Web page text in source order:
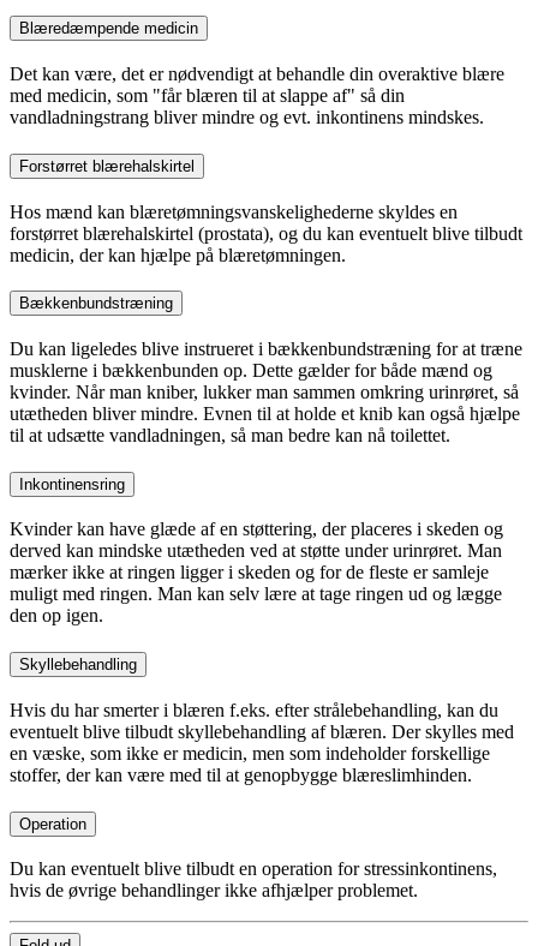
Blæredæmpende medicin
Det kan være, det er nødvendigt at behandle din overaktive blære
med medicin, som "får blæren til at slappe af" så din
vandladningstrang bliver mindre og evt. inkontinens mindskes.
Forstørret blærehalskirtel
Hos mænd kan blæretømningsvanskelighederne skyldes en
forstørret blærehalskirtel (prostata), og du kan eventuelt blive tilbudt
medicin, der kan hjælpe på blæretømningen.
Bækkenbundstræning
Du kan ligeledes blive instrueret i bækkenbundstræning for at træne
musklerne i bækkenbunden op. Dette gælder for både mænd og
kvinder. Når man kniber, lukker man sammen omkring urinrøret, så
utætheden bliver mindre. Evnen til at holde et knib kan også hjælpe
til at udsætte vandladningen, så man bedre kan nå toilettet.
Inkontinensring
Kvinder kan have glæde af en støttering, der placeres i skeden og
derved kan mindske utætheden ved at støtte under urinrøret. Man
mærker ikke at ringen ligger i skeden og for de fleste er samleje
muligt med ringen. Man kan selv lære at tage ringen ud og lægge
den op igen.
Skyllebehandling
Hvis du har smerter i blæren f.eks. efter strålebehandling, kan du
eventuelt blive tilbudt skyllebehandling af blæren. Der skylles med
en væske, som ikke er medicin, men som indeholder forskellige
stoffer, der kan være med til at genopbygge blæreslimhinden.
Operation
Du kan eventuelt blive tilbudt en operation for stressinkontinens,
hvis de øvrige behandlinger ikke afhjælper problemet.